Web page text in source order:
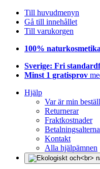
Till huvudmenyn
Gå till innehållet
Till varukorgen
100% naturkosmetika
Sverige: Fri
Minst 1 gratisprov
Hjälp
Var är min
Returnerar
Fraktkostnader
Kontakt
Alla hjälpämnen